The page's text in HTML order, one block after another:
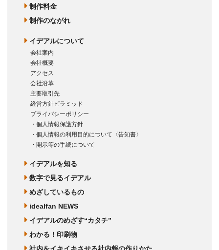
制作料金
制作のながれ
イデアルについて
会社案内
会社概要
アクセス
会社沿革
主要取引先
経営方針ピラミッド
プライバシーポリシー
・個人情報保護方針
・個人情報の利用目的について〈告知書〉
・開示等の手続について
イデアルを知る
数字で見るイデアル
めざしているもの
idealfan NEWS
イデアルのめざす“カタチ”
わかる！印刷物